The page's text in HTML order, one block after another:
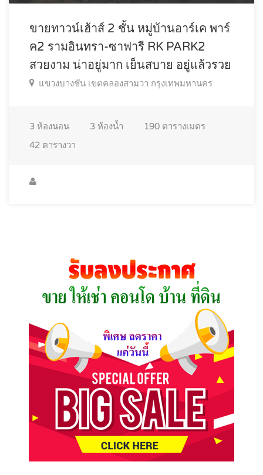
ขายทาวน์เฮ้าส์ 2 ชั้น หมู่บ้านอาร์เค พาร์
ค2 รามอินทรา-ซาฟารี RK PARK2
สวยงาม น่าอยู่มาก เย็นสบาย อยู่แล้วรวย
แขวงบางชัน เขตคลองสามวา กรุงเทพมหานคร
3 ห้องนอน 3 ห้องน้ำ 190 ตารางเมตร
42 ตารางวา